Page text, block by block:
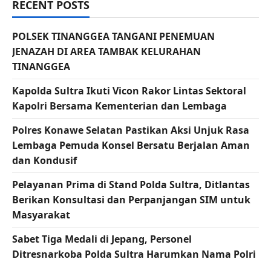
RECENT POSTS
POLSEK TINANGGEA TANGANI PENEMUAN
JENAZAH DI AREA TAMBAK KELURAHAN
TINANGGEA
Kapolda Sultra Ikuti Vicon Rakor Lintas Sektoral
Kapolri Bersama Kementerian dan Lembaga
Polres Konawe Selatan Pastikan Aksi Unjuk Rasa
Lembaga Pemuda Konsel Bersatu Berjalan Aman
dan Kondusif
Pelayanan Prima di Stand Polda Sultra, Ditlantas
Berikan Konsultasi dan Perpanjangan SIM untuk
Masyarakat
Sabet Tiga Medali di Jepang, Personel
Ditresnarkoba Polda Sultra Harumkan Nama Polri